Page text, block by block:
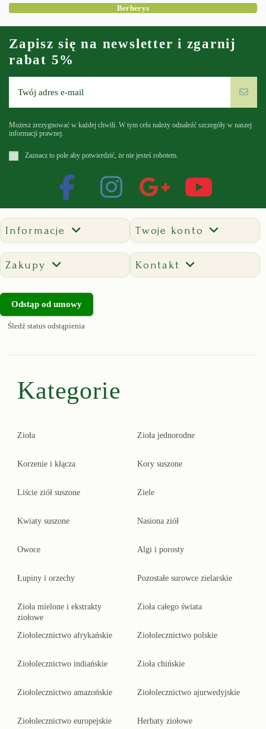
Berberys
Zapisz się na newsletter i zgarnij
rabat 5%
Możesz zrezygnować w każdej chwili. W tym celu należy odnaleźć szczegóły w naszej
informacji prawnej.
Zaznacz to pole aby potwierdzić, że nie jesteś robotem.
Informacje Twoje konto
Zakupy Kontakt
Odstąp od umowy
Śledź status odstąpienia
Kategorie
Zioła Zioła jednorodne
Korzenie i kłącza Kory suszone
Liście ziół suszone Ziele
Kwiaty suszone Nasiona ziół
Owoce Algi i porosty
Łupiny i orzechy Pozostałe surowce zielarskie
Zioła mielone i ekstrakty
ziołowe
Zioła całego świata
Ziołolecznictwo afrykańskie Ziołolecznictwo polskie
Ziołolecznictwo indiańskie Zioła chińskie
Ziołolecznictwo amazońskie Ziołolecznictwo ajurwedyjskie
Ziołolecznictwo europejskie Herbaty ziołowe